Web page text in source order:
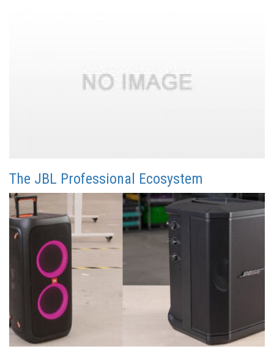
The JBL Professional Ecosystem